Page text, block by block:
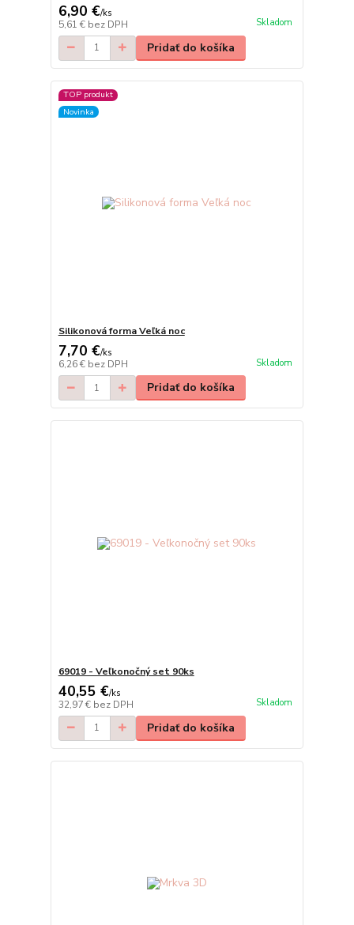
6,90 €/ks
5,61 € bez DPH Skladom
Pridať do košíka
TOP produkt
Novinka
Silikonová forma Veľká noc
7,70 €/ks
6,26 € bez DPH Skladom
Pridať do košíka
69019 - Veľkonočný set 90ks
40,55 €/ks
32,97 € bez DPH Skladom
Pridať do košíka